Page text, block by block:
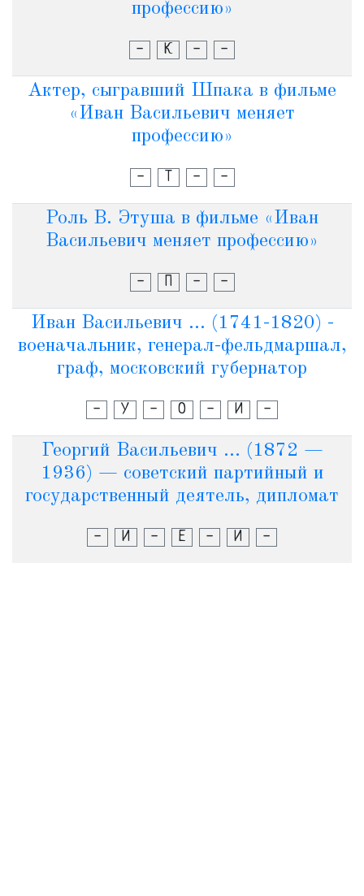
профессию»
- К - -
Актер, сыгравший Шпака в фильме
«Иван Васильевич меняет
профессию»
- Т - -
Роль В. Этуша в фильме «Иван
Васильевич меняет профессию»
- П - -
Иван Васильевич ... (1741-1820) -
военачальник, генерал-фельдмаршал,
граф, московский губернатор
- У - О - И -
Георгий Васильевич ... (1872 —
1936) — советский партийный и
государственный деятель, дипломат
- И - Е - И -